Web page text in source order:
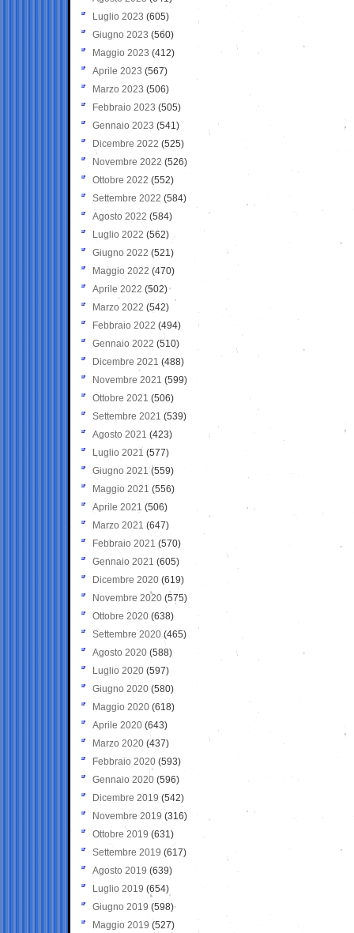
Luglio 2023 (605)
Giugno 2023 (560)
Maggio 2023 (412)
Aprile 2023 (567)
Marzo 2023 (506)
Febbraio 2023 (505)
Gennaio 2023 (541)
Dicembre 2022 (525)
Novembre 2022 (526)
Ottobre 2022 (552)
Settembre 2022 (584)
Agosto 2022 (584)
Luglio 2022 (562)
Giugno 2022 (521)
Maggio 2022 (470)
Aprile 2022 (502)
Marzo 2022 (542)
Febbraio 2022 (494)
Gennaio 2022 (510)
Dicembre 2021 (488)
Novembre 2021 (599)
Ottobre 2021 (506)
Settembre 2021 (539)
Agosto 2021 (423)
Luglio 2021 (577)
Giugno 2021(559)
Maggio 2021 (556)
Aprile 2021 (506)
Marzo 2021 (647)
Febbraio 2021 (570)
Gennaio 2021 (605)
Dicembre 2020 (619)
Novembre 2020 (575)
Ottobre 2020 (638)
Settembre 2020(465)
Agosto 2020 (588)
Luglio 2020 (597)
Giugno 2020 (580)
Maggio 2020 (618)
Aprile 2020 (643)
Marzo 2020 (437)
Febbraio 2020 (593)
Gennaio 2020 (596)
Dicembre 2019 (542)
Novembre 2019 (316)
Ottobre 2019 (631)
Settembre 2019 (617)
Agosto 2019 (639)
Luglio 2019 (654)
Giugno 2019 (598)
Maggio 2019 (527)